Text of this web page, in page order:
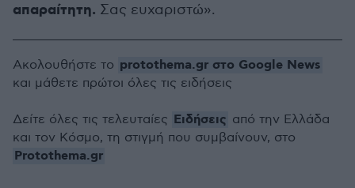
απαραίτητη. Σας ευχαριστώ».
Ακολουθήστε το protothema.gr στο Google News
και μάθετε πρώτοι όλες τις ειδήσεις
Δείτε όλες τις τελευταίες Ειδήσεις από την Ελλάδα
και τον Κόσμο, τη στιγμή που συμβαίνουν, στο
Protothema.gr